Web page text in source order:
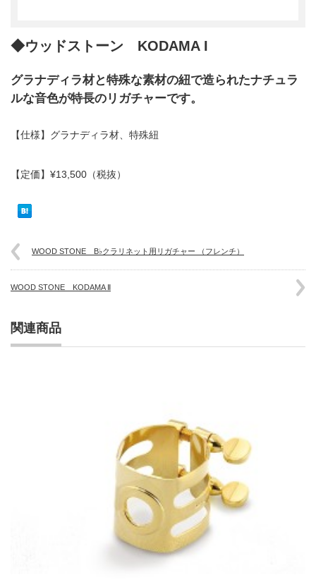
◆ウッドストーン KODAMA I
グラナディラ材と特殊な素材の紐で造られたナチュラ
ルな音色が特長のリガチャーです。
【仕様】グラナディラ材、特殊紐
【定価】¥13,500（税抜）
WOOD STONE B♭クラリネット用リガチャー （フレンチ）
WOOD STONE KODAMA Ⅱ
関連商品